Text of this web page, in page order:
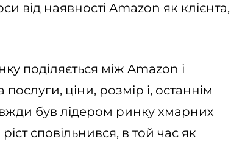
від наявності Amazon як клієнта,
поділяється між Amazon і
ціни, розмір і, останнім
був лідером ринку хмарних
сповільнився, в той час як